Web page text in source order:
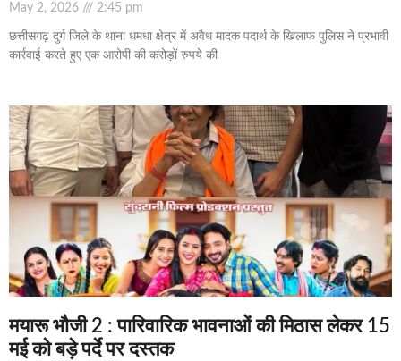
May 2, 2026 2:45 pm
छत्तीसगढ़ दुर्ग जिले के थाना धमधा क्षेत्र में अवैध मादक पदार्थ के खिलाफ पुलिस ने प्रभावी
कार्रवाई करते हुए एक आरोपी की करोड़ों रुपये की
मयारू भौजी 2 : पारिवारिक भावनाओं की मिठास लेकर 15
मई को बड़े पर्दे पर दस्तक